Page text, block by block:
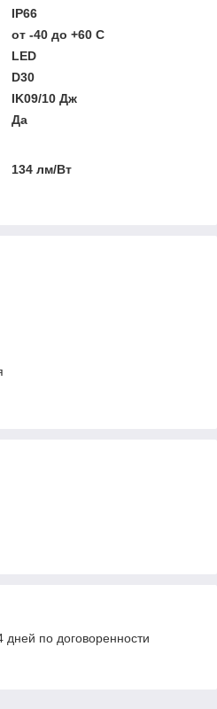
IP66
от -40 до +60 C
LED
D30
IK09/10 Дж
Да
134 лм/Вт
дней по договоренности